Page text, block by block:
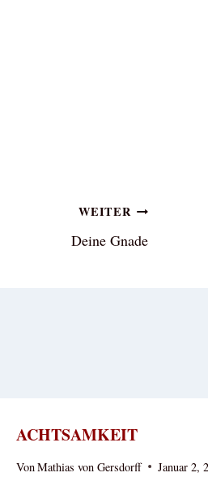
WEITER
Deine Gnade
ACHTSAMKEIT
VonMathias von Gersdorff Januar 2,